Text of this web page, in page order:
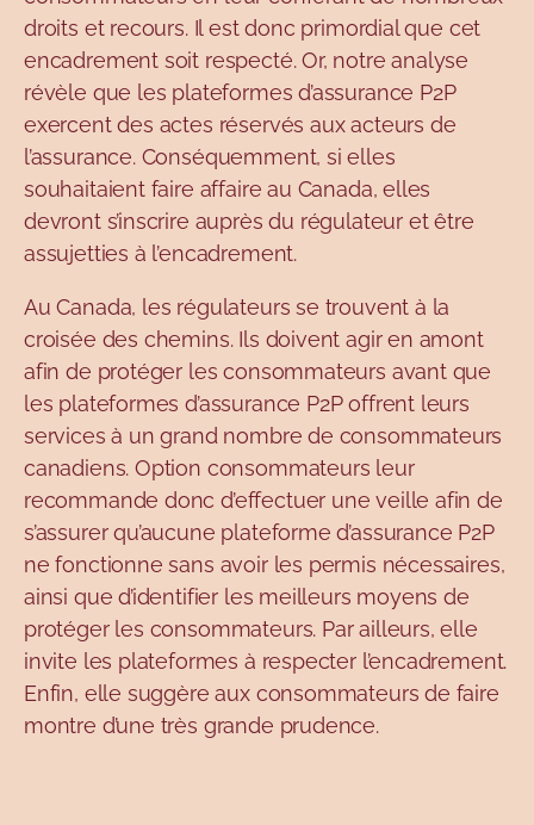
droits et recours. Il est donc primordial que cet
encadrement soit respecté. Or, notre analyse
révèle que les plateformes d’assurance P2P
exercent des actes réservés aux acteurs de
l’assurance. Conséquemment, si elles
souhaitaient faire affaire au Canada, elles
devront s’inscrire auprès du régulateur et être
assujetties à l’encadrement.
Au Canada, les régulateurs se trouvent à la
croisée des chemins. Ils doivent agir en amont
afin de protéger les consommateurs avant que
les plateformes d’assurance P2P offrent leurs
services à un grand nombre de consommateurs
canadiens. Option consommateurs leur
recommande donc d’effectuer une veille afin de
s’assurer qu’aucune plateforme d’assurance P2P
ne fonctionne sans avoir les permis nécessaires,
ainsi que d’identifier les meilleurs moyens de
protéger les consommateurs. Par ailleurs, elle
invite les plateformes à respecter l’encadrement.
Enfin, elle suggère aux consommateurs de faire
montre d’une très grande prudence.